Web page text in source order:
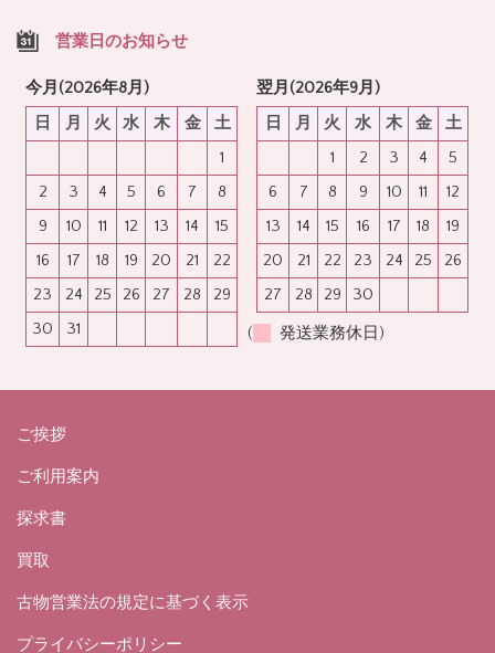
営業日のお知らせ
今月(2026年8月)
日
月 火 水 木 金
土
1
2
3 4 5 6 7
8
9
10 11 12 13 14
15
16
17 18 19 20 21
22
23
24 25 26 27 28
29
30
31
翌月(2026年9月)
日
月 火 水 木 金
土
1
2 3 4
5
6
7 8 9 10 11
12
13
14 15 16 17 18
19
20
21 22 23 24 25
26
27
28 29 30
( 発送業務休日)
ご挨拶
ご利用案内
探求書
買取
古物営業法の規定に基づく表示
プライバシーポリシー